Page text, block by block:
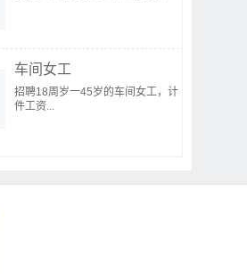
车间女工
招聘18周岁一45岁的车间女工，计
件工资...